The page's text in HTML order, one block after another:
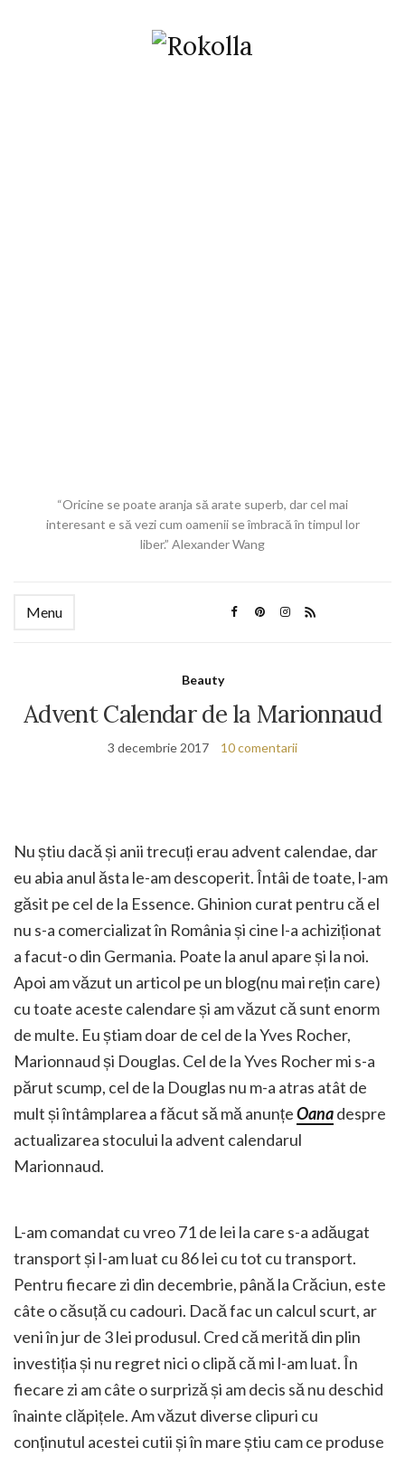
“Oricine se poate aranja să arate superb, dar cel mai
interesant e să vezi cum oamenii se îmbracă în timpul lor
liber.” Alexander Wang
Menu
Beauty
Advent Calendar de la Marionnaud
3 decembrie 2017 10 comentarii
Nu știu dacă și anii trecuți erau advent calendae, dar
eu abia anul ăsta le-am descoperit. Întâi de toate, l-am
găsit pe cel de la Essence. Ghinion curat pentru că el
nu s-a comercializat în România și cine l-a achiziționat
a facut-o din Germania. Poate la anul apare și la noi.
Apoi am văzut un articol pe un blog(nu mai rețin care)
cu toate aceste calendare și am văzut că sunt enorm
de multe. Eu știam doar de cel de la Yves Rocher,
Marionnaud și Douglas. Cel de la Yves Rocher mi s-a
părut scump, cel de la Douglas nu m-a atras atât de
mult și întâmplarea a făcut să mă anunțeOanadespre
actualizarea stocului la advent calendarul
Marionnaud.
L-am comandat cu vreo 71 de lei la care s-a adăugat
transport și l-am luat cu 86 lei cu tot cu transport.
Pentru fiecare zi din decembrie, până la Crăciun, este
câte o căsuță cu cadouri. Dacă fac un calcul scurt, ar
veni în jur de 3 lei produsul. Cred că merită din plin
investiția și nu regret nici o clipă că mi l-am luat. În
fiecare zi am câte o surpriză și am decis să nu deschid
înainte clăpițele. Am văzut diverse clipuri cu
conținutul acestei cutii și în mare știu cam ce produse